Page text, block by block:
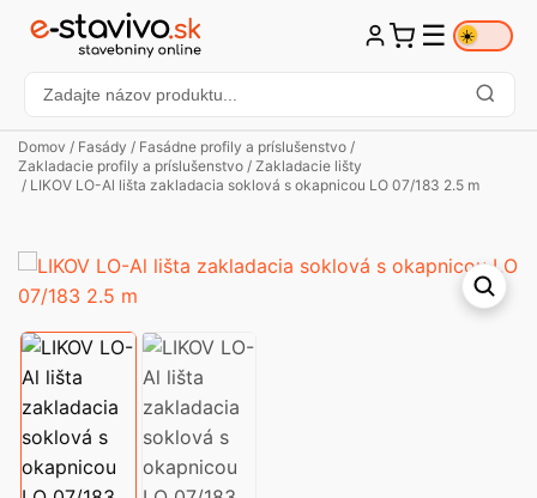
☰ ☀️
Domov / Fasády / Fasádne profily a príslušenstvo /
Zakladacie profily a príslušenstvo / Zakladacie lišty
/ LIKOV LO-Al lišta zakladacia soklová s okapnicou LO 07/183 2.5 m